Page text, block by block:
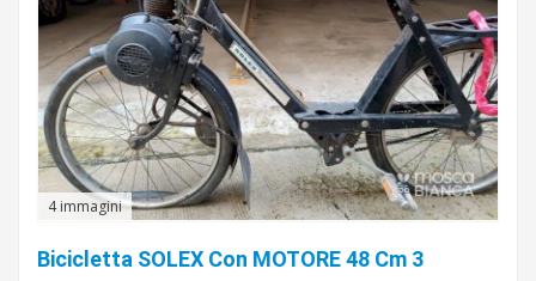
4 immagini
Bicicletta SOLEX Con MOTORE 48 Cm 3